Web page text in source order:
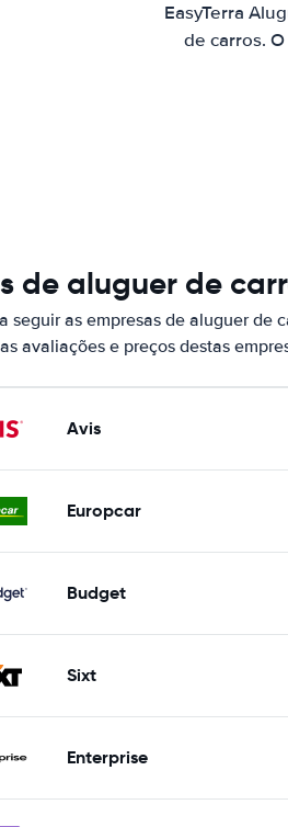
EasyTerra
de carros.
de aluguer de
seguir as empresas de aluguer de
avaliações e preços destas
Avis
Europcar
Budget
Sixt
Enterprise